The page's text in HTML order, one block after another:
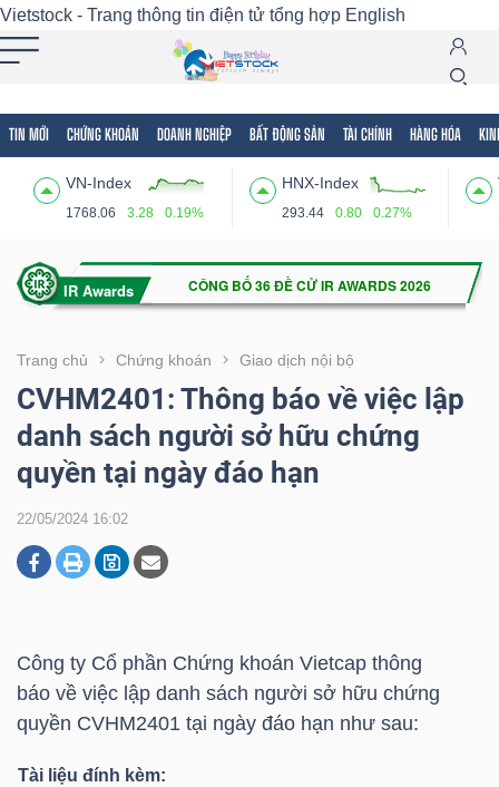
Vietstock - Trang thông tin điện tử tổng hợp English
TIN MỚI CHỨNG KHOÁN DOANH NGHIỆP BẤT ĐỘNG SẢN TÀI CHÍNH HÀNG HÓA
VN-Index
1768.06 3.28 0.19%
HNX-Index
293.44 0.80 0.27%
Trang chủ Chứng khoán Giao dịch nội bộ
CVHM2401: Thông báo về việc lập
danh sách người sở hữu chứng
quyền tại ngày đáo hạn
22/05/2024 16:02
Công ty Cổ phần Chứng khoán Vietcap thông
báo về việc lập danh sách người sở hữu chứng
quyền CVHM2401 tại ngày đáo hạn như sau:
Tài liệu đính kèm:
Tất cả Tính năng Ngành Mã chứng khoán
Tính
(-)
VIETSTOCK
CHỨNG
KHOÁN
DOANH
BẤT
SẢN